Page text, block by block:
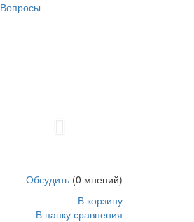
Вопросы
Next
Обсудить (0 мнений)
В корзину
В папку сравнения